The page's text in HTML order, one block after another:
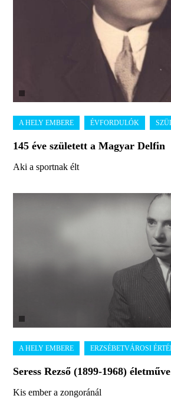
145 éve született a Magyar Delfin
Aki a sportnak élt
Seress Rezső (1899-1968) életműve
Kis ember a zongoránál